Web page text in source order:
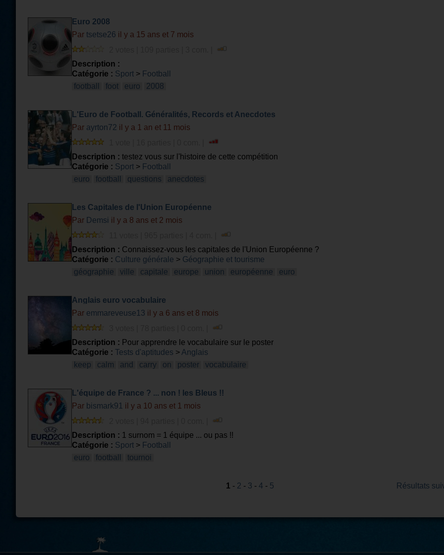
Euro 2008
Par tsetse26 il y a 15 ans et 7 mois
Description :
Catégorie : Sport > Football
football
foot euro 2008
L'Euro de Football. Généralités, Records et Anecdotes
Par ayrton72 il y a 1 an et 11 mois
Description : testez vous sur l'histoire de cette compétition
Catégorie : Sport > Football
euro
football questions anecdotes
Les Capitales de l'Union Européenne
Par Demsi il y a 8 ans et 2 mois
Description : Connaissez-vous les capitales de l'Union Européenne ?
Catégorie : Culture générale > Géographie et tourisme
géographie
ville capitale europe union européenne euro
Anglais euro vocabulaire
Par emmareveuse13 il y a 6 ans et 8 mois
Description : Pour apprendre le vocabulaire sur le poster
Catégorie : Tests d'aptitudes > Anglais
keep
calm and carry on poster vocabulaire
L'équipe de France ? ... non ! les Bleus !!
Par bismark91 il y a 10 ans et 1 mois
Description : 1 surnom = 1 équipe ... ou pas !!
Catégorie : Sport > Football
euro
football tournoi
1 - 2 - 3 - 4 - 5 Résultats